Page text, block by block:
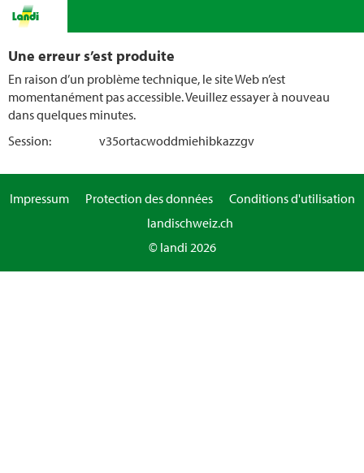
Une erreur s’est produite
En raison d’un problème technique, le site Web n’est
momentanément pas accessible. Veuillez essayer à nouveau
dans quelques minutes.
Session:
v35ortacwoddmiehibkazzgv
Impressum Protection des données
Conditions d'utilisation
landischweiz.ch
© landi 2026